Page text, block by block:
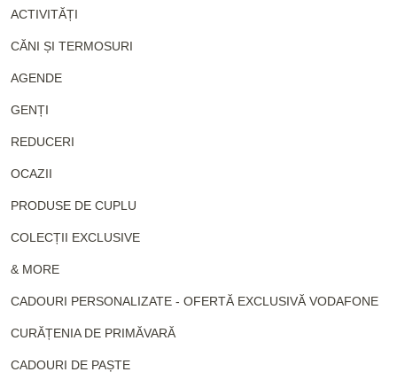
ACTIVITĂȚI
CĂNI ȘI TERMOSURI
AGENDE
GENȚI
REDUCERI
OCAZII
PRODUSE DE CUPLU
COLECȚII EXCLUSIVE
& MORE
CADOURI PERSONALIZATE - OFERTĂ EXCLUSIVĂ VODAFONE
CURĂȚENIA DE PRIMĂVARĂ
CADOURI DE PAȘTE